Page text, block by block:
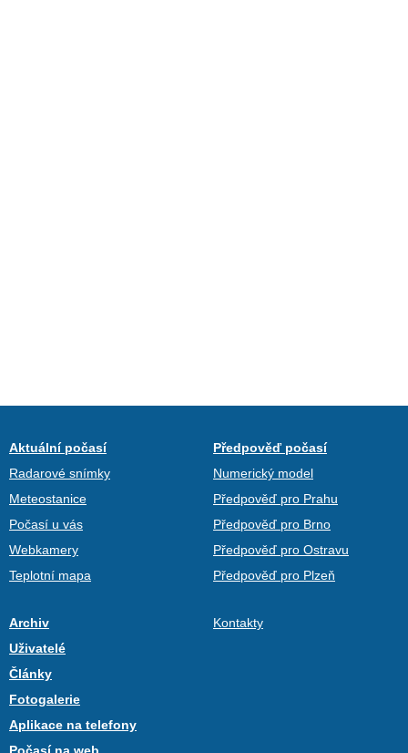
Aktuální počasí
Radarové snímky
Meteostanice
Počasí u vás
Webkamery
Teplotní mapa
Předpověď počasí
Numerický model
Předpověď pro Prahu
Předpověď pro Brno
Předpověď pro Ostravu
Předpověď pro Plzeň
Archiv
Uživatelé
Články
Fotogalerie
Aplikace na telefony
Kontakty